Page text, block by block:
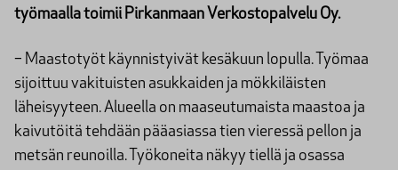
työmaalla toimii Pirkanmaan Verkostopalvelu Oy.
− Maastotyöt käynnistyivät kesäkuun lopulla. Työmaa
sijoittuu vakituisten asukkaiden ja mökkiläisten
läheisyyteen. Alueella on maaseutumaista maastoa ja
kaivutöitä tehdään pääasiassa tien vieressä pellon ja
metsän reunoilla. Työkoneita näkyy tiellä ja osassa